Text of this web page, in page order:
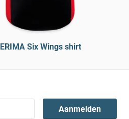
ERIMA Six Wings shirt
Aanmelden